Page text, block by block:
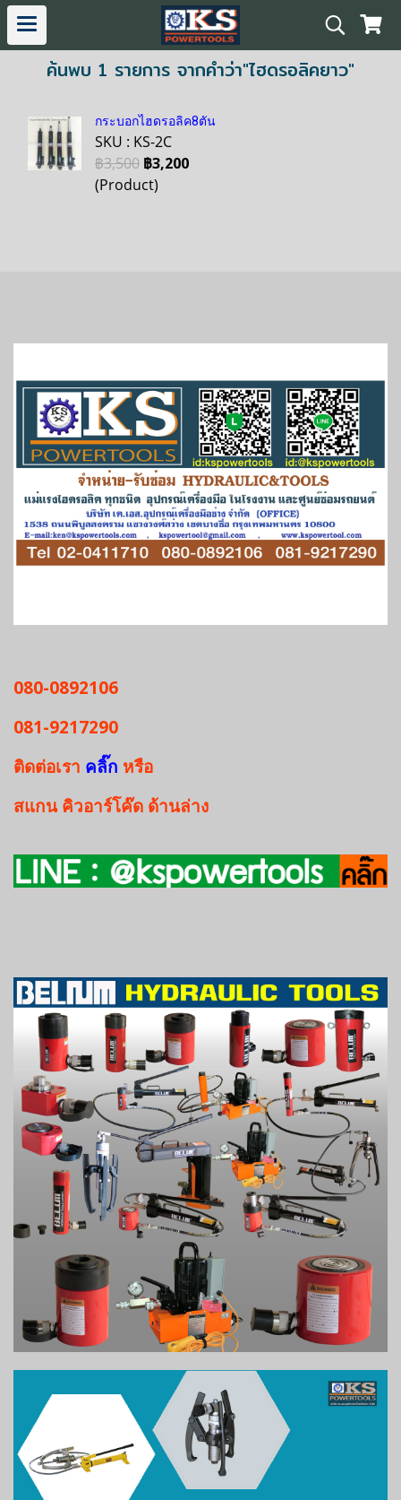
ค้นพบ 1 รายการ จากคำว่า"ไฮดรอลิคยาว"
กระบอกไฮดรอลิค8ตัน
SKU : KS-2C
฿3,500 ฿3,200
(Product)
080-0892106
081-9217290
ติดต่อเรา คลิ๊ก หรือ
สแกนคิวอาร์โค๊ด ด้านล่าง